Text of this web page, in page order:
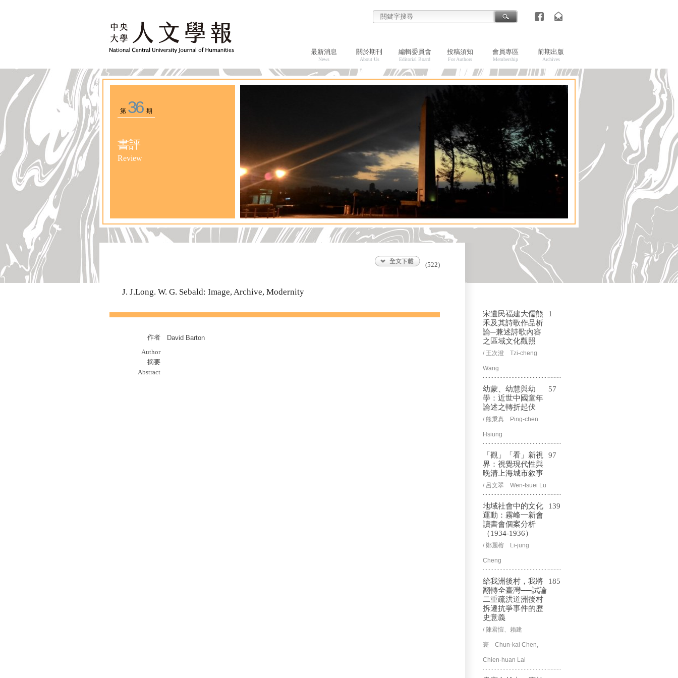
最新消息
News
關於期刊
About Us
編輯委員會
Editorial Board
投稿須知
For Authors
會員專區
Membership
前期出版
Archives
第 36期
書評
Review
(522)
J. J.Long. W. G. Sebald: Image, Archive, Modernity
作者
David Barton
Author
摘要
Abstract
宋遺民福建大儒熊
禾及其詩歌作品析
論─兼述詩歌內容
之區域文化觀照
/ 王次澄 Tzi-cheng
Wang
1
幼蒙、幼慧與幼
學：近世中國童年
論述之轉折起伏
/ 熊秉真 Ping-chen
Hsiung
57
「觀」「看」新視
界：視覺現代性與
晚清上海城市敘事
/ 呂文翠 Wen-tsuei Lu
97
地域社會中的文化
運動：霧峰一新會
讀書會個案分析
（1934-1936）
/ 鄭麗榕 Li-jung
Cheng
139
給我洲後村，我將
翻轉全臺灣──試論
二重疏洪道洲後村
拆遷抗爭事件的歷
史意義
/ 陳君愷、賴建
寰 Chun-kai Chen,
Chien-huan Lai
185